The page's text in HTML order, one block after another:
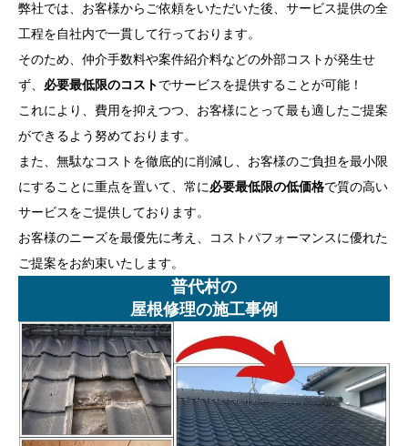
弊社では、お客様からご依頼をいただいた後、サービス提供の全
工程を自社内で一貫して行っております。
そのため、仲介手数料や案件紹介料などの外部コストが発生せ
ず、 必要最低限のコストでサービスを提供することが可能！
これにより、費用を抑えつつ、お客様にとって最も適したご提案
ができるよう努めております。
また、無駄なコストを徹底的に削減し、お客様のご負担を最小限
にすることに重点を置いて、常に必要最低限の低価格で質の高い
サービスをご提供しております。
お客様のニーズを最優先に考え、コストパフォーマンスに優れた
ご提案をお約束いたします。
普代村の
屋根修理の施工事例